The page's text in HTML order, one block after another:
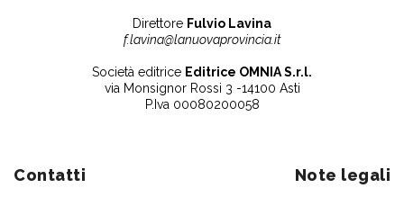
Direttore Fulvio Lavina
f.lavina@lanuovaprovincia.it
Società editrice Editrice OMNIA S.r.l.
via Monsignor Rossi 3 -14100 Asti
P.Iva 00080200058
Contatti Note legali